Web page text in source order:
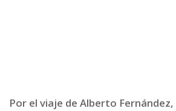
Por el viaje de Alberto